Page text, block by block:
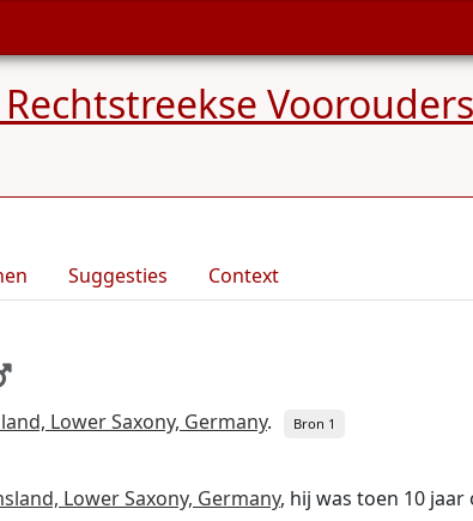
Suggesties Context
Lower Saxony, Germany. Bron 1
Lower Saxony, Germany, hij was toen 10 jaar